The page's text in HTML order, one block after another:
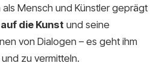
Mensch und Künstler geprägt
die Kunst und seine
von Dialogen – es geht ihm
zu vermitteln.